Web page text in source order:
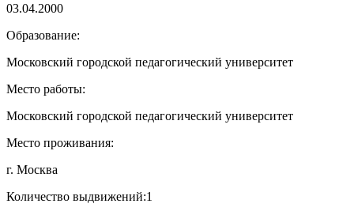
03.04.2000
Образование:
Московский городской педагогический университет
Место работы:
Московский городской педагогический университет
Место проживания:
г. Москва
Количество выдвижений:1